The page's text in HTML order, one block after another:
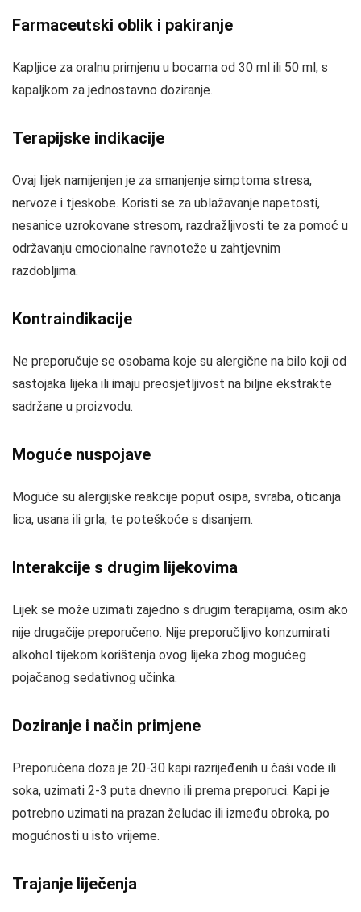
Farmaceutski oblik i pakiranje
Kapljice za oralnu primjenu u bocama od 30 ml ili 50 ml, s
kapaljkom za jednostavno doziranje.
Terapijske indikacije
Ovaj lijek namijenjen je za smanjenje simptoma stresa,
nervoze i tjeskobe. Koristi se za ublažavanje napetosti,
nesanice uzrokovane stresom, razdražljivosti te za pomoć u
održavanju emocionalne ravnoteže u zahtjevnim
razdobljima.
Kontraindikacije
Ne preporučuje se osobama koje su alergične na bilo koji od
sastojaka lijeka ili imaju preosjetljivost na biljne ekstrakte
sadržane u proizvodu.
Moguće nuspojave
Moguće su alergijske reakcije poput osipa, svraba, oticanja
lica, usana ili grla, te poteškoće s disanjem.
Interakcije s drugim lijekovima
Lijek se može uzimati zajedno s drugim terapijama, osim ako
nije drugačije preporučeno. Nije preporučljivo konzumirati
alkohol tijekom korištenja ovog lijeka zbog mogućeg
pojačanog sedativnog učinka.
Doziranje i način primjene
Preporučena doza je 20-30 kapi razrijeđenih u čaši vode ili
soka, uzimati 2-3 puta dnevno ili prema preporuci. Kapi je
potrebno uzimati na prazan želudac ili između obroka, po
mogućnosti u isto vrijeme.
Trajanje liječenja